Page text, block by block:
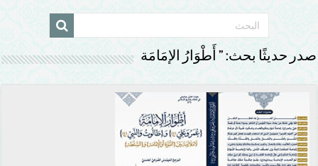
صدر حديثًا بحث: ” أَطْوَارُ الإمَامَة